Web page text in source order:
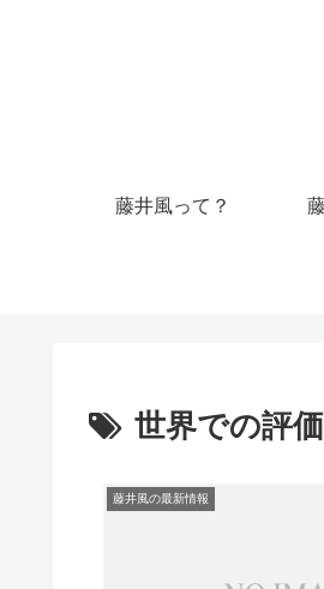
藤井風って？
世界での評価
藤井風の最新情報